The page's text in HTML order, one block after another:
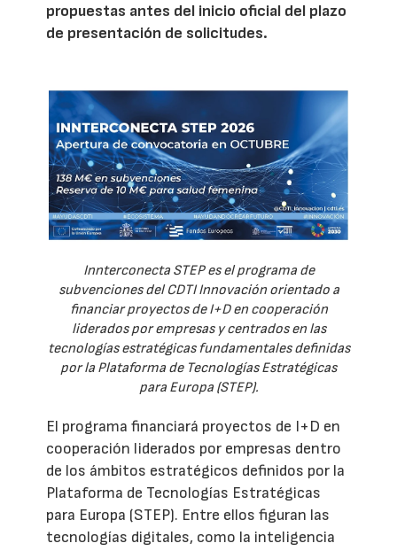
propuestas antes del inicio oficial del plazo
de presentación de solicitudes.
Innterconecta STEP es el programa de
subvenciones del CDTI Innovación orientado a
financiar proyectos de I+D en cooperación
liderados por empresas y centrados en las
tecnologías estratégicas fundamentales definidas
por la Plataforma de Tecnologías Estratégicas
para Europa (STEP).
El programa financiará proyectos de I+D en
cooperación liderados por empresas dentro
de los ámbitos estratégicos definidos por la
Plataforma de Tecnologías Estratégicas
para Europa (STEP). Entre ellos figuran las
tecnologías digitales, como la inteligencia